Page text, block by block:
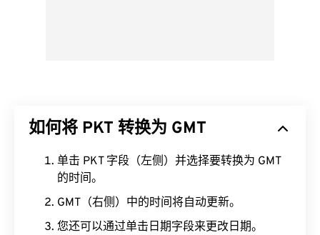
如何将 PKT 转换为 GMT
单击 PKT 字段（左侧）并选择要转换为 GMT
的时间。
GMT（右侧）中的时间将自动更新。
您还可以通过单击日期字段来更改日期。